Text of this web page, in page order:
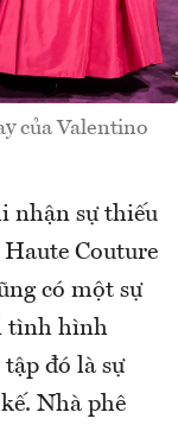
của Valentino
nhận sự thiếu
Couture
có một sự
tình hình
đó là sự
Nhà phê